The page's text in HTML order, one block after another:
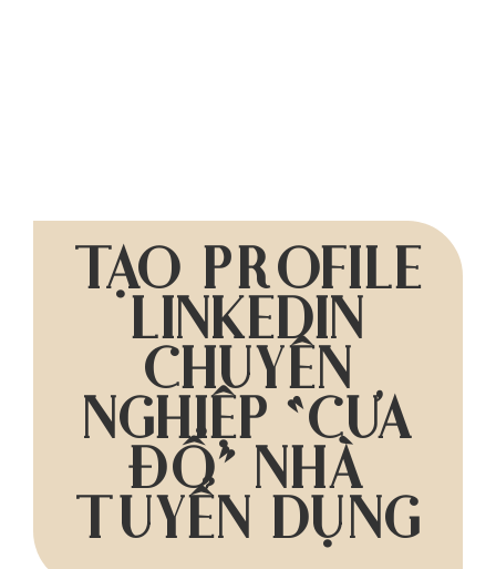
TẠO PROFILE
LINKEDIN
CHUYÊN
NGHIỆP “CƯA
ĐỔ” NHÀ
TUYỂN DỤNG